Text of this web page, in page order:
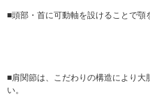
■頭部・首に可動軸を設けることで顎
■肩関節は、こだわりの構造により
い。